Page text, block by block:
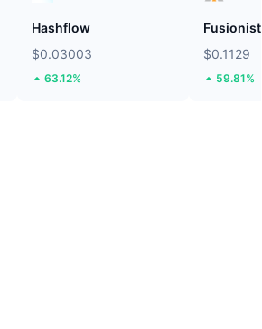
Hashflow
$0.03003
63.12%
Fusionist
$0.1129
59.81%